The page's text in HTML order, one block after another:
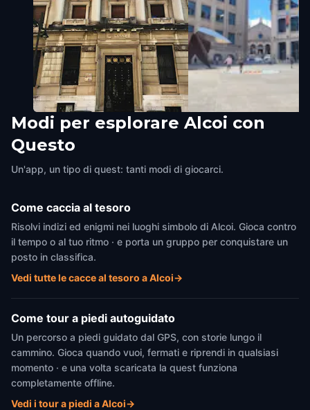
Money, Money, Money
Alcoi,Spain
La fábrica de los sueños
Modi per esplorare Alcoi con
Questo
Un'app, un tipo di quest: tanti modi di giocarci.
Come caccia al tesoro
Risolvi indizi ed enigmi nei luoghi simbolo di Alcoi. Gioca contro
il tempo o al tuo ritmo · e porta un gruppo per conquistare un
posto in classifica.
Vedi tutte le cacce al tesoro a Alcoi→
Come tour a piedi autoguidato
Un percorso a piedi guidato dal GPS, con storie lungo il
cammino. Gioca quando vuoi, fermati e riprendi in qualsiasi
momento · e una volta scaricata la quest funziona
completamente offline.
Vedi i tour a piedi a Alcoi→